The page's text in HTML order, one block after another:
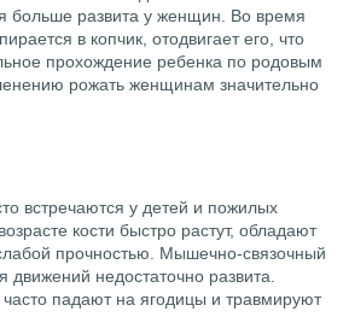
больше развита у женщин. Во время
в копчик, отодвигает его, что
прохождение ребенка по родовым
рожать женщинам значительно
встречаются у детей и пожилых
кости быстро растут, обладают
прочностью. Мышечно-связочный
движений недостаточно развита.
часто падают на ягодицы и травмируют